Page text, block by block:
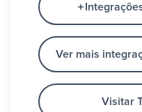
Ver mais
Visitar